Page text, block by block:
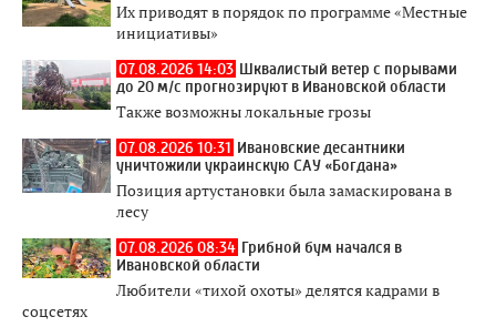
Их приводят в порядок по программе «Местные
инициативы»
07.08.2026 14:03 Шквалистый ветер с порывами
до 20 м/с прогнозируют в Ивановской области
Также возможны локальные грозы
07.08.2026 10:31 Ивановские десантники
уничтожили украинскую САУ «Богдана»
Позиция артустановки была замаскирована в
лесу
07.08.2026 08:34 Грибной бум начался в
Ивановской области
Любители «тихой охоты» делятся кадрами в
соцсетях